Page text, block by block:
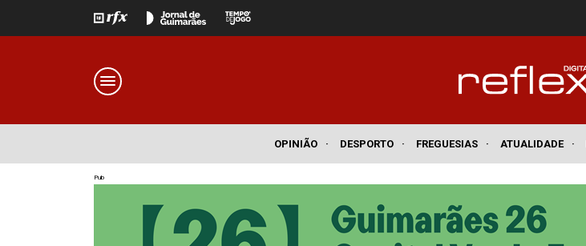
OPINIÃO · DESPORTO · FREGUESIAS · ATUALIDADE ·
Pub